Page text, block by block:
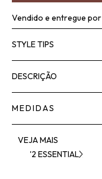
Vendido e entregue por
STYLE TIPS
DESCRIÇÃO
MEDIDAS
VEJA MAIS
'2 ESSENTIAL